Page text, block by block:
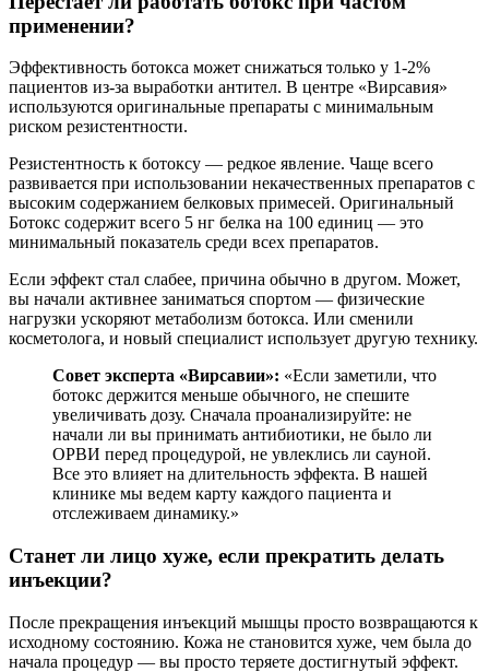
применении?
Эффективность ботокса может снижаться только у 1-2%
пациентов из-за выработки антител. В центре «Вирсавия»
используются оригинальные препараты с минимальным
риском резистентности.
Резистентность к ботоксу — редкое явление. Чаще всего
развивается при использовании некачественных препаратов с
высоким содержанием белковых примесей. Оригинальный
Ботокс содержит всего 5 нг белка на 100 единиц — это
минимальный показатель среди всех препаратов.
Если эффект стал слабее, причина обычно в другом. Может,
вы начали активнее заниматься спортом — физические
нагрузки ускоряют метаболизм ботокса. Или сменили
косметолога, и новый специалист использует другую технику.
Совет эксперта «Вирсавии»: «Если заметили, что
ботокс держится меньше обычного, не спешите
увеличивать дозу. Сначала проанализируйте: не
начали ли вы принимать антибиотики, не было ли
ОРВИ перед процедурой, не увлеклись ли сауной.
Все это влияет на длительность эффекта. В нашей
клинике мы ведем карту каждого пациента и
отслеживаем динамику.»
Станет ли лицо хуже, если прекратить делать
инъекции?
После прекращения инъекций мышцы просто возвращаются к
исходному состоянию. Кожа не становится хуже, чем была до
начала процедур — вы просто теряете достигнутый эффект.